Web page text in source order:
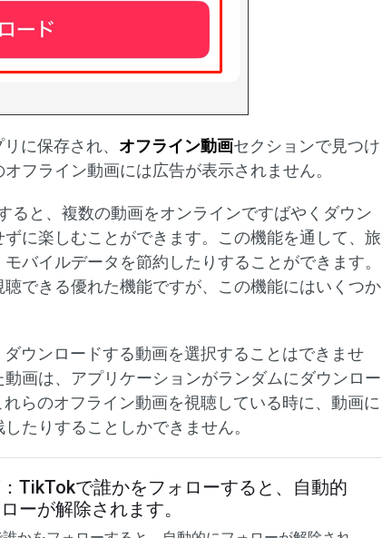
に保存され、 オフライン動画セクションで見つけ
フライン動画には広告が表示されません。
ると、複数の動画をオンラインですばやくダウン
に楽しむことができます。この機能を通して、旅
バイルデータを節約したりすることができます。
できる優れた機能ですが、この機能にはいくつか
ウンロードする動画を選択することはできませ
画は、アプリケーションがランダムにダウンロー
らのオフライン動画を視聴している時に、動画に
したりすることしかできません。
TikTokで誰かをフォローすると、自動的
ーが解除されます。